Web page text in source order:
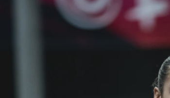
MINIBASQUETE
ÁREA TÉCNICA